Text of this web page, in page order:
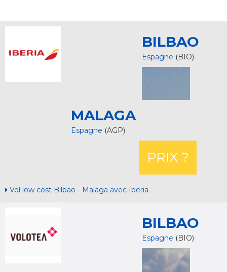
BILBAO
Espagne (BIO)
MALAGA
Espagne (AGP)
PRIX ?
Vol low cost Bilbao - Malaga avec Iberia
BILBAO
Espagne (BIO)